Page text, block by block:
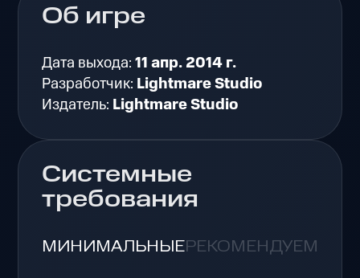
Об игре
Дата выхода:11 апр. 2014 г.
Разработчик: Lightmare Studio
Издатель: Lightmare Studio
Системные
требования
МИНИМАЛЬНЫЕРЕКОМЕНДУЕМЫЕ